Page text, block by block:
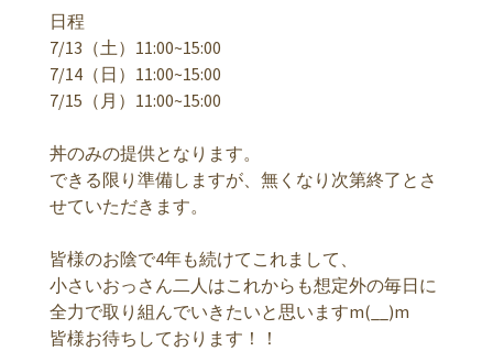
日程
7/13（土）11:00~15:00
7/14（日）11:00~15:00
7/15（月）11:00~15:00
丼のみの提供となります。
できる限り準備しますが、無くなり次第終了とさ
せていただきます。
皆様のお陰で4年も続けてこれまして、
小さいおっさん二人はこれからも想定外の毎日に
全力で取り組んでいきたいと思いますm(__)m
皆様お待ちしております！！